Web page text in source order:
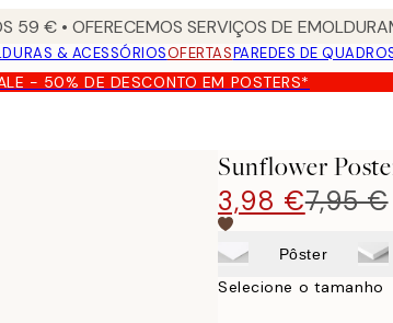
59 € • OFERECEMOS SERVIÇOS DE
& ACESSÓRIOSOFERTASPAREDES DE
- 50% DE DESCONTO EM POSTERS*
Sunflower
3,98 €7,95 €
Pôster
Selecione o tamanho